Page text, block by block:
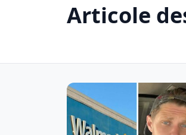
Articole